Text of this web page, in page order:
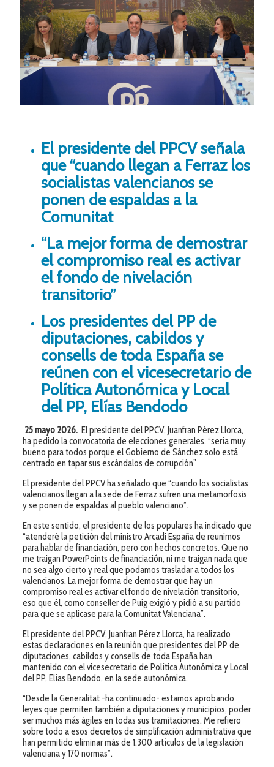
El presidente del PPCV señala
que “cuando llegan a Ferraz los
socialistas valencianos se
ponen de espaldas a la
Comunitat
“La mejor forma de demostrar
el compromiso real es activar
el fondo de nivelación
transitorio”
Los presidentes del PP de
diputaciones, cabildos y
consells de toda España se
reúnen con el vicesecretario de
Política Autonómica y Local
del PP, Elías Bendodo
25 mayo 2026. El presidente del PPCV, Juanfran Pérez Llorca,
ha pedido la convocatoria de elecciones generales. “sería muy
bueno para todos porque el Gobierno de Sánchez solo está
centrado en tapar sus escándalos de corrupción”
El presidente del PPCV ha señalado que “cuando los socialistas
valencianos llegan a la sede de Ferraz sufren una metamorfosis
y se ponen de espaldas al pueblo valenciano”.
En este sentido, el presidente de los populares ha indicado que
“atenderé la petición del ministro Arcadi España de reunirnos
para hablar de financiación, pero con hechos concretos. Que no
me traigan PowerPoints de financiación, ni me traigan nada que
no sea algo cierto y real que podamos trasladar a todos los
valencianos. La mejor forma de demostrar que hay un
compromiso real es activar el fondo de nivelación transitorio,
eso que él, como conseller de Puig exigió y pidió a su partido
para que se aplicase para la Comunitat Valenciana”.
El presidente del PPCV, Juanfran Pérez Llorca, ha realizado
estas declaraciones en la reunión que presidentes del PP de
diputaciones, cabildos y consells de toda España han
mantenido con el vicesecretario de Política Autonómica y Local
del PP, Elías Bendodo, en la sede autonómica.
“Desde la Generalitat -ha continuado- estamos aprobando
leyes que permiten también a diputaciones y municipios, poder
ser muchos más ágiles en todas sus tramitaciones. Me refiero
sobre todo a esos decretos de simplificación administrativa que
han permitido eliminar más de 1.300 artículos de la legislación
valenciana y 170 normas”.